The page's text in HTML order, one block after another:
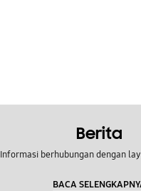
Berita
Informasi berhubungan dengan
BACA